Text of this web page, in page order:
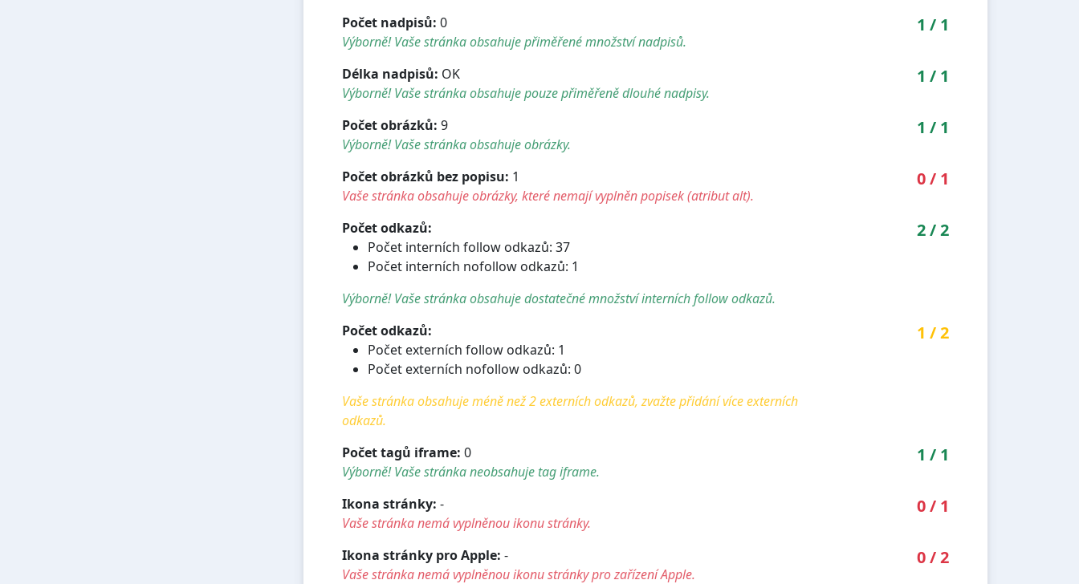
Počet nadpisů: 0
Výborně! Vaše stránka obsahuje přiměřené množství nadpisů.
1 / 1
Délka nadpisů: OK
Výborně! Vaše stránka obsahuje pouze přiměřeně dlouhé nadpisy.
1 / 1
Počet obrázků: 9
Výborně! Vaše stránka obsahuje obrázky.
1 / 1
Počet obrázků bez popisu: 1
Vaše stránka obsahuje obrázky, které nemají vyplněn popisek (atribut alt).
0/ 1
Počet odkazů:
Počet interních follow odkazů: 37
Počet interních nofollow odkazů: 1
Výborně! Vaše stránka obsahuje dostatečné množství interních follow odkazů.
2/2
Počet odkazů:
Počet externích follow odkazů: 1
Počet externích nofollow odkazů: 0
Vaše stránka obsahuje méně než 2 externích odkazů, zvažte přidání více externích
odkazů.
1 /2
Počet tagů iframe: 0
Výborně! Vaše stránka neobsahuje tag iframe.
1 / 1
Ikona stránky: -
Vaše stránka nemá vyplněnou ikonu stránky.
0/ 1
Ikona stránky pro Apple: -
Vaše stránka nemá vyplněnou ikonu stránky pro zařízení Apple.
0/2